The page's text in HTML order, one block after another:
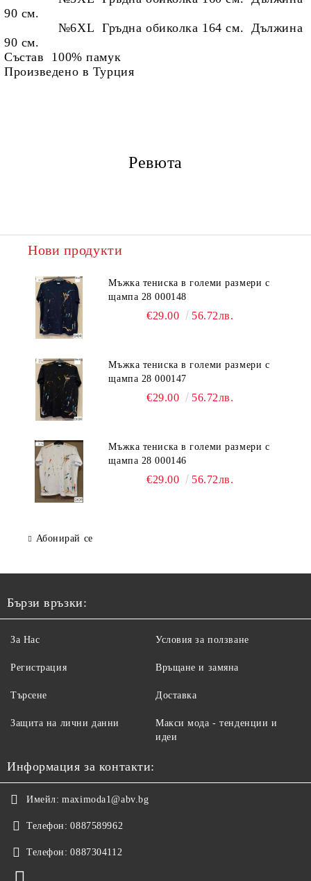
90 см.
№6XL Гръдна обиколка 164 см. Дължина
90 см.
Състав 100% памук
Произведено в Турция
Ревюта
Нови продукти
Мъжка тениска в големи размери с
щампа 28 000148
€29.00 56.72лв.
Мъжка тениска в големи размери с
щампа 28 000147
€29.00 56.72лв.
Мъжка тениска в големи размери с
щампа 28 000146
€29.00 56.72лв.
Абонирай се
Бързи връзки:
За Нас
Регистрация
Търсене
Защита на лични данни
Условия за ползване
Връщане и замяна
Доставка
Макси мода - тенденции и
идеи
Информация за контакти:
Имейл: maximoda1@abv.bg
Телефон: 0887589962
Телефон: 0887304112